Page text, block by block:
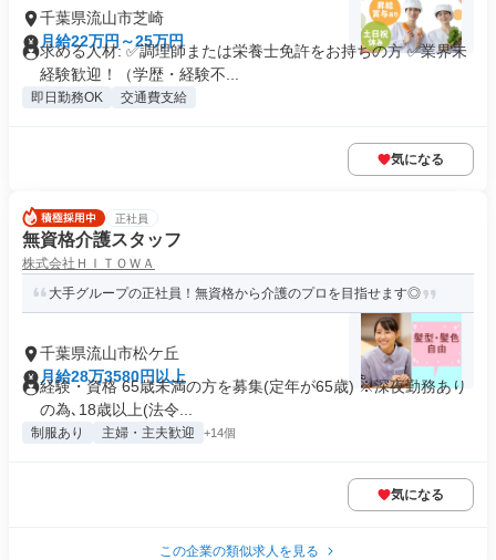
千葉県流山市芝崎
月給22万円～25万円
求める人材: ✅調理師または栄養士免許をお持ちの方 ✅業界未
経験歓迎！（学歴・経験不...
即日勤務OK 交通費支給
気になる
正社員
無資格介護スタッフ
株式会社ＨＩＴＯＷＡ
大手グループの正社員！無資格から介護のプロを目指せます◎
千葉県流山市松ケ丘
月給28万3580円以上
経験・資格 65歳未満の方を募集(定年が65歳) ※深夜勤務あり
の為､18歳以上(法令...
制服あり 主婦・主夫歓迎 +14個
気になる
この企業の類似求人を見る